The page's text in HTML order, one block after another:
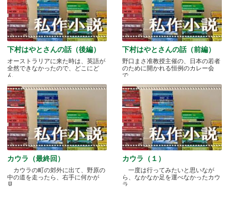
下村はやとさんの話（後編）
オーストラリアに来た時は、英語が
全然できなかったので、どこにど
ん.....
下村はやとさんの話（前編）
野口まさ准教授主催の、日本の若者
のために開かれる恒例のカレー会
で.....
カウラ（最終回）
カウラの町の郊外に出て、野原の
中の道を走ったら、右手に何かが
見.....
カウラ（１）
一度は行ってみたいと思いなが
ら、なかなか足を運べなかったカウ
ラ.....